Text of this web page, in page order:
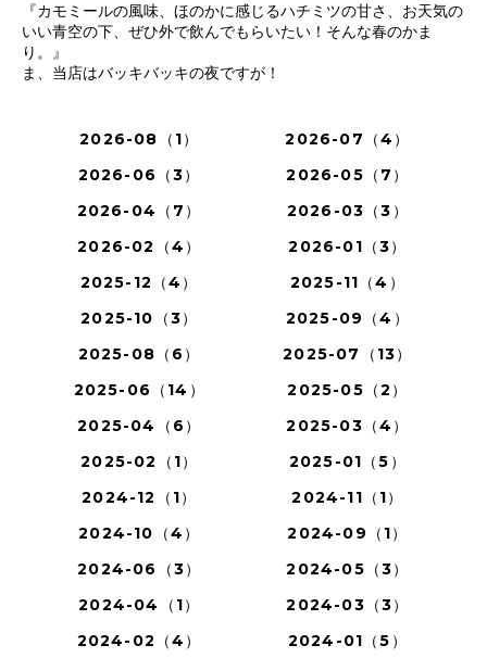
『カモミールの風味、ほのかに感じるハチミツの甘さ、お天気の
いい青空の下、ぜひ外で飲んでもらいたい！そんな春のかま
り。』
ま、当店はバッキバッキの夜ですが！
2026-08（1）
2026-07（4）
2026-06（3）
2026-05（7）
2026-04（7）
2026-03（3）
2026-02（4）
2026-01（3）
2025-12（4）
2025-11（4）
2025-10（3）
2025-09（4）
2025-08（6）
2025-07（13）
2025-06（14）
2025-05（2）
2025-04（6）
2025-03（4）
2025-02（1）
2025-01（5）
2024-12（1）
2024-11（1）
2024-10（4）
2024-09（1）
2024-06（3）
2024-05（3）
2024-04（1）
2024-03（3）
2024-02（4）
2024-01（5）